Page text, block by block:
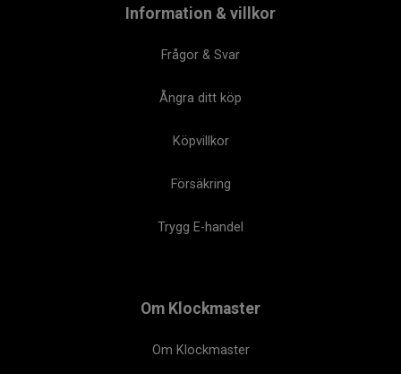
Information & villkor
Frågor & Svar
Ångra ditt köp
Köpvillkor
Försäkring
Trygg E-handel
Om Klockmaster
Om Klockmaster